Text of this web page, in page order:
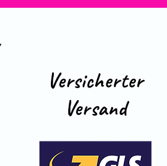
Versicherter
Versand